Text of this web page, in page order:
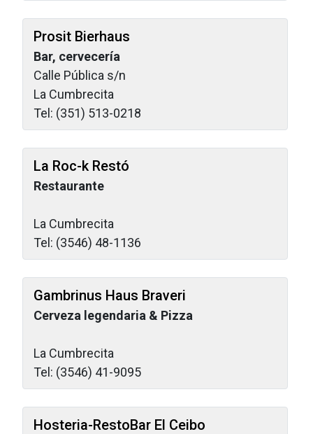
Prosit Bierhaus
Bar, cervecería
Calle Pública s/n
La Cumbrecita
Tel: (351) 513-0218
La Roc-k Restó
Restaurante
La Cumbrecita
Tel: (3546) 48-1136
Gambrinus Haus Braveri
Cerveza legendaria & Pizza
La Cumbrecita
Tel: (3546) 41-9095
Hosteria-RestoBar El Ceibo